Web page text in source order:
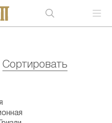
Сортировать